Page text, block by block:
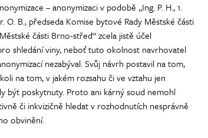
– anonymizaci v podobě „Ing. P. H., 1.
B., předseda Komise bytové Rady Městské části
části Brno-střed“ zcela jistě účel
shledání viny, neboť tuto okolnost navrhovatel
nezabýval. Svůj návrh postavil na tom,
na tom, v jakém rozsahu či ve vztahu jen
být poskytnuty. Proto ani kárný soud nemohl
či inkvizičně hledat v rozhodnutích nesprávně
obvinění.